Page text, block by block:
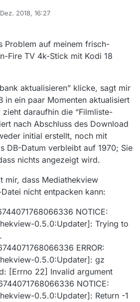
Dez. 2018, 16:27
Problem auf meinem frisch-
Fire TV 4k-Stick mit Kodi 18
aktualisieren” klicke, sagt mir
in ein paar Momenten aktualisiert
daraufhin die “Filmliste-
nach Abschluss des Download
initial erstellt, noch mit
DB-Datum verbleibt auf 1970; Sie
nichts angezeigt wird.
mir, dass Mediathekview
nicht entpacken kann:
NOTICE:
0.5.0:Updater]: Trying to
ERROR:
0.5.0:Updater]: gz
[Errno 22] Invalid argument
NOTICE:
0.5.0:Updater]: Return -1